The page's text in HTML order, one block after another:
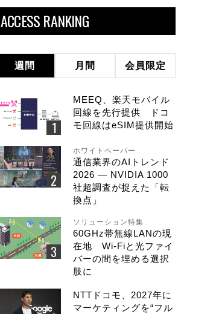
ACCESS RANKING
週間 月間 会員限定
MEEQ、楽天モバイル
回線を先行提供 ドコ
モ回線はeSIM提供開始
ホワイトペーパー
通信業界のAIトレンド
2026 ― NVIDIA 1000
社超調査が捉えた「転
換点」
ソリューション特集
60GHz帯無線LANの現
在地 Wi-Fiと光ファイ
バーの間を埋める選択
肢に
NTTドコモ、2027年に
マーケティングを“フル